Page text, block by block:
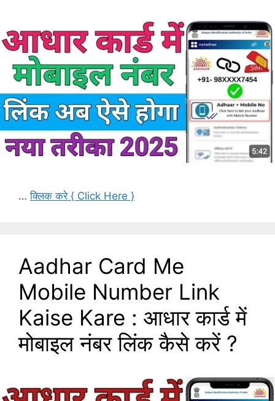
…क्लिक करे { Click Here }
Aadhar Card Me
Mobile Number Link
Kaise Kare : आधार कार्ड में
मोबाइल नंबर लिंक कैसे करें ?